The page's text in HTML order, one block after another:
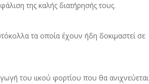
της καλής διατήρησής τους.
τα οποία έχουν ήδη δοκιμαστεί σε
του ιικού φορτίου που θα ανιχνεύεται